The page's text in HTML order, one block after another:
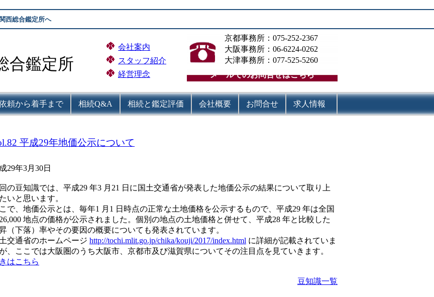
西総合鑑定所へ
合鑑定所
京都事務所：075-252-2367
大阪事務所：06-6224-0262
大津事務所：077-525-5260
メールでのお問合せはこちら
会社案内
スタッフ紹介
経営理念
頼から着手まで 相続Q&A 相続と鑑定評価 会社概要 お問合せ
求人情報
平成29年地価公示について
29年3月30日
の豆知識では、平成29 年3 月21 日に国土交通省が発表した地価公示の結果について取り上
いと思います。
で、地価公示とは、毎年1 月1 日時点の正常な土地価格を公示するもので、平成29 年は全国
地点の価格が公示されました。個別の地点の土地価格と併せて、平成28 年と比較した
昇（下落）率やその要因の概要についても発表されています。
交通省のホームページ http://tochi.mlit.go.jp/chika/kouji/2017/index.html に詳細が記載されていま
、ここでは大阪圏のうち大阪市、京都市及び滋賀県についてその注目点を見ていきます。
はこちら
豆知識一覧